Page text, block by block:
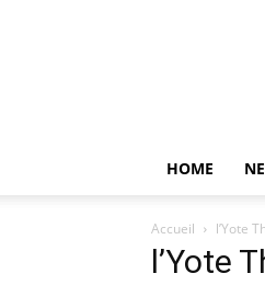
HOME
Accueil l’Yote
l’Yote